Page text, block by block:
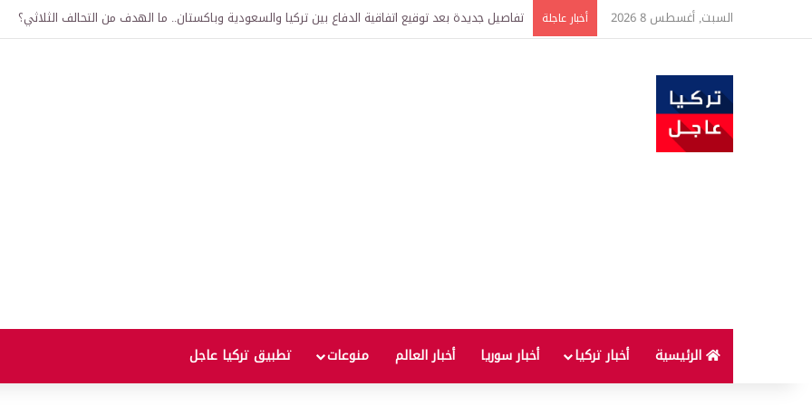
السبت, أغسطس 8 2026 أخبار عاجلة خبير اقتصادي يتوقع وصول غرام الذهب إلى 12 ألف ليرة.. متى يحدث ذلك؟
الرئيسية أخبار تركيا أخبار سوريا أخبار العالم منوعات تطبيق تركيا عاجل